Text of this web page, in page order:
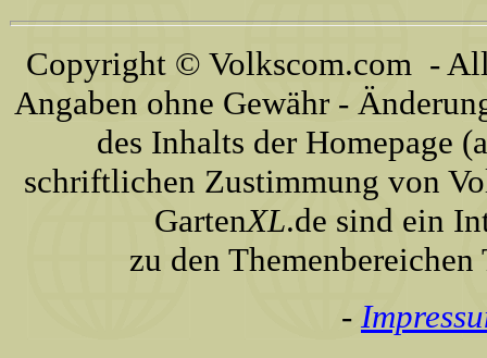
Copyright © Volkscom.com -
Angaben ohne Gewähr -
des Inhalts der Homepage
schriftlichen Zustimmung von
GartenXL.de sind ein
zu den
-